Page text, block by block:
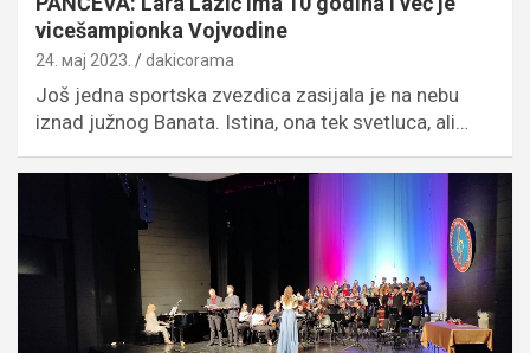
vicešampionka Vojvodine
24. мај 2023. dakicorama
Još jedna sportska zvezdica zasijala je na nebu
iznad južnog Banata. Istina, ona tek svetluca, ali…